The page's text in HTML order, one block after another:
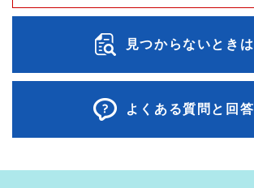
見つからないときは
よくある質問と回答